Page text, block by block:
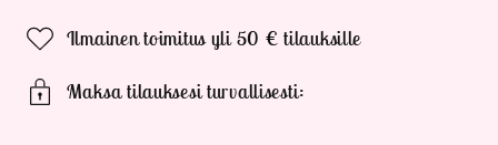
Ilmainen toimitus yli 50 € tilauksille
Maksa tilauksesi turvallisesti: